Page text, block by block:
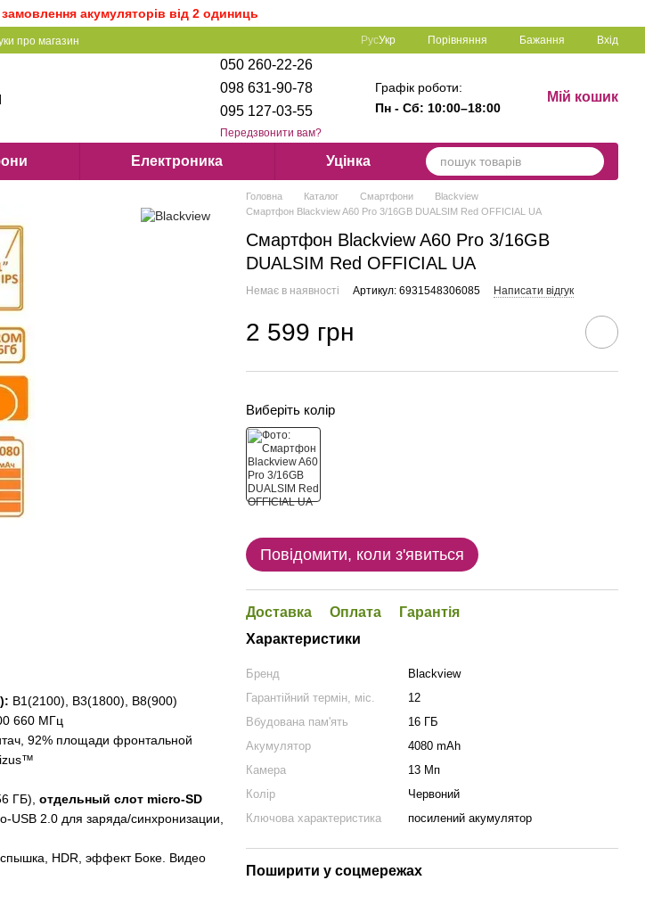
акумуляторів від 2 одиниць
про магазин РусУкр Порівняння Бажання Вхід
050 260-22-26
098 631-90-78
095 127-03-55
Передзвонити вам?
Графік роботи:
Пн - Сб: 10:00–18:00
Мій кошик
Електроника Уцінка
B1(2100), B3(1800), B8(900)
660 МГц
92% площади фронтальной
ГБ), отдельный слот micro-SD
2.0 для заряда/синхронизации,
HDR, эффект Боке. Видео
Головна Каталог Смартфони
Blackview
Смартфон Blackview A60 Pro 3/16GB DUALSIM Red OFFICIAL UA
Смартфон Blackview A60 Pro 3/16GB
DUALSIM Red OFFICIAL UA
Немає в наявності Артикул: 6931548306085 Написати відгук
2 599 грн
Виберіть колір
Повідомити, коли з'явиться
Доставка Оплата
Гарантія
Характеристики
Бренд
Blackview
Гарантійний термін, міс.
12
Вбудована пам'ять
16 ГБ
Акумулятор
4080 mAh
Камера
13 Мп
Колір
Червоний
Ключова характеристика
посилений акумулятор
Поширити у соцмережах